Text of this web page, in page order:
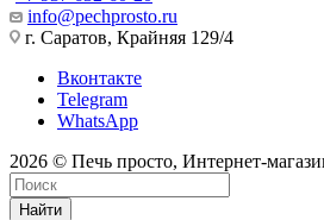
info@pechprosto.ru
г. Саратов, Крайняя 129/4
Вконтакте
Telegram
WhatsApp
2026 © Печь просто, Интернет-
Найти